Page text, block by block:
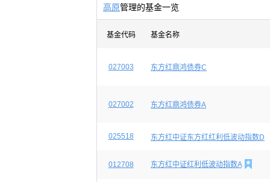
高原管理的基金一览
基金代码 基金名称
027003 东方红鼎鸿债券C
027002 东方红鼎鸿债券A
025518 东方红中证东方红红利低波动指数D
012708 东方红中证红利低波动指数A 